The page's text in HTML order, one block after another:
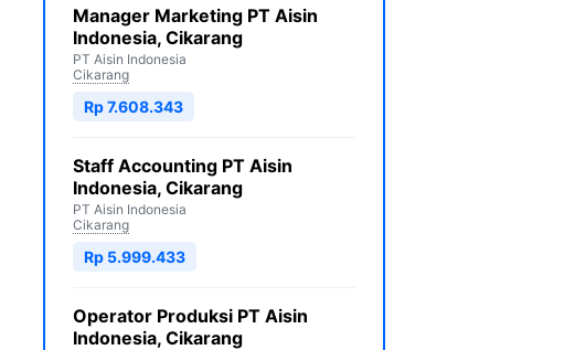
Manager Marketing PT Aisin
Indonesia, Cikarang
PT Aisin Indonesia
Cikarang
Rp 7.608.343
Staff Accounting PT Aisin
Indonesia, Cikarang
PT Aisin Indonesia
Cikarang
Rp 5.999.433
Operator Produksi PT Aisin
Indonesia, Cikarang